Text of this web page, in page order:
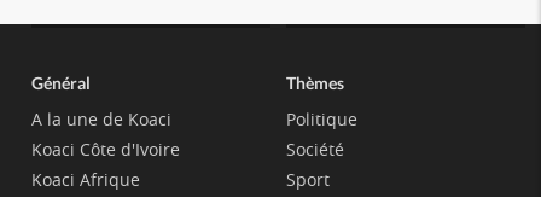
Général
A la une de Koaci
Koaci Côte d'Ivoire
Koaci Afrique
Thèmes
Politique
Société
Sport